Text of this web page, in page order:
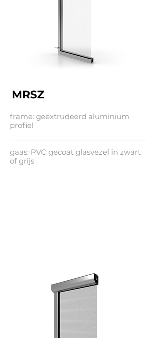
MRSZ
frame: geëxtrudeerd aluminium
profiel
gaas: PVC gecoat glasvezel in zwart
of grijs